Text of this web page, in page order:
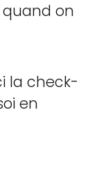
quand on
la check-
en